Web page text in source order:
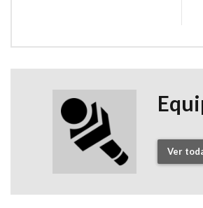
Ver